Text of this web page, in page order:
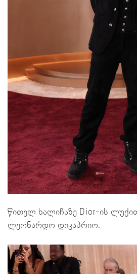
წითელ ხალიჩაზე Dior-ის
ლეონარდო დიკაპრიო.